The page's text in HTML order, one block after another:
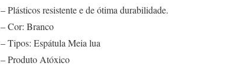
– Plásticos resistente e de ótima durabilidade.
– Cor: Branco
– Tipos: Espátula Meia lua
– Produto Atóxico